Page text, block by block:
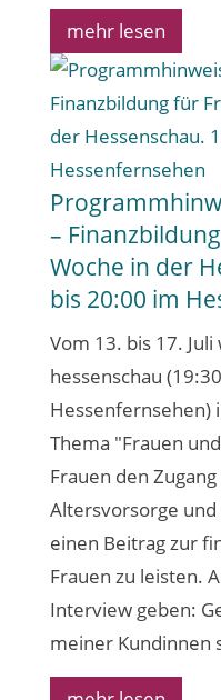
mehr lesen
–
Woche in der
bis 20:00 im
Vom 13. bis 17.
hessenschau
Hessenfernsehen)
Thema "Frauen
Frauen den
Altersvorsorge
einen Beitrag zur
Frauen zu leisten.
Interview geben:
meiner Kundinnen